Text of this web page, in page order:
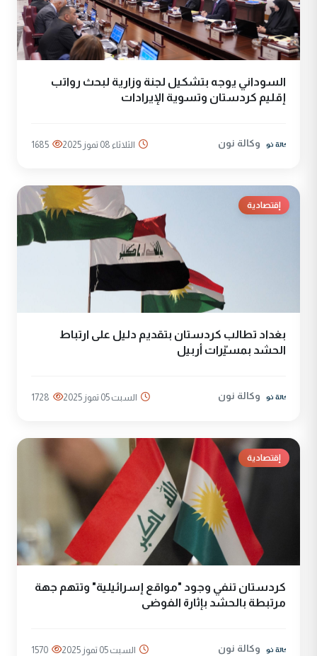
السوداني يوجه بتشكيل لجنة وزارية لبحث رواتب
إقليم كردستان وتسوية الإيرادات
وكالة نون الثلاثاء 08 تموز 2025 1685
إقتصادية
بغداد تطالب كردستان بتقديم دليل على ارتباط
الحشد بمسيّرات أربيل
وكالة نون السبت 05 تموز 2025 1728
إقتصادية
كردستان تنفي وجود "مواقع إسرائيلية" وتتهم جهة
مرتبطة بالحشد بإثارة الفوضى
وكالة نون السبت 05 تموز 2025 1570